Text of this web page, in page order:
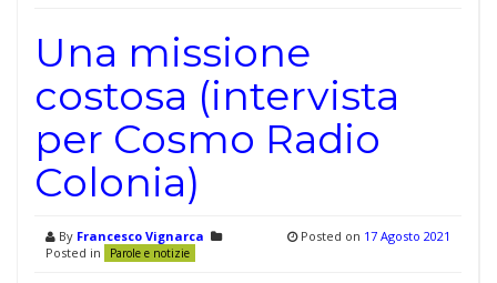
Una missione
costosa (intervista
per Cosmo Radio
Colonia)
By Francesco Vignarca
Posted in
Parole e notizie
Posted on 17 Agosto 2021